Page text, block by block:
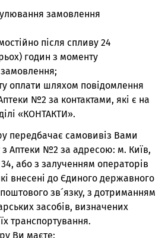
замовлення
після спливу 24
годин з моменту
оплати шляхом повідомлення
№2 за контактами, які є на
«КОНТАКТИ».
передбачає самовивіз Вами
з Аптеки №2 за адресою: м. Київ,
або з залученням операторів
внесені до Єдиного державного
зв´язку, з дотриманням
засобів, визначених
транспортування.
Ви маєте: